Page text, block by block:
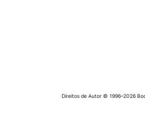
Direitos de Autor © 1996–2026